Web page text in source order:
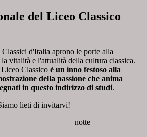
del Liceo Classico
d'Italia aprono le porte alla
vitalità e l'attualità della cultura classica.
Classico è un inno festoso alla
della passione che anima
in questo indirizzo di studi.
lieti di invitarvi!